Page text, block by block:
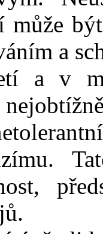
může
a
a v